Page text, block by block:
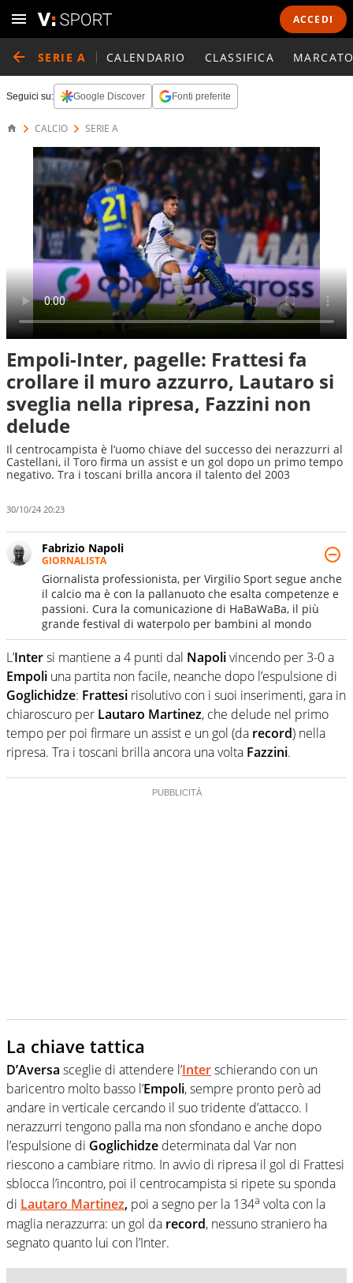
ACCEDI
SERIE A CALENDARIO CLASSIFICA
Seguici su: Google Discover Fonti preferite
CALCIO SERIE A
Empoli-Inter, pagelle: Frattesi fa
crollare il muro azzurro, Lautaro si
sveglia nella ripresa, Fazzini non
delude
Il centrocampista è l’uomo chiave del successo dei nerazzurri al
Castellani, il Toro firma un assist e un gol dopo un primo tempo
negativo. Tra i toscani brilla ancora il talento del 2003
30/10/24 20:23
Fabrizio Napoli
GIORNALISTA
Giornalista professionista, per Virgilio Sport segue anche
il calcio ma è con la pallanuoto che esalta competenze e
passioni. Cura la comunicazione di HaBaWaBa, il più
grande festival di waterpolo per bambini al mondo
L’Intersi mantiene a 4 punti dal Napolivincendo per 3-0 a
Empoli una partita non facile, neanche dopo l’espulsione di
Goglichidze: Frattesi risolutivo con i suoi inserimenti, gara in
chiaroscuro per Lautaro Martinez, che delude nel primo
tempo per poi firmare un assist e un gol (da record) nella
ripresa. Tra i toscani brilla ancora una volta Fazzini.
La chiave tattica
D’Aversa sceglie di attendere l’Interschierando con un
baricentro molto basso l’Empoli, sempre pronto però ad
andare in verticale cercando il suo tridente d’attacco. I
nerazzurri tengono palla ma non sfondano e anche dopo
l’espulsione di Goglichidze determinata dal Var non
riescono a cambiare ritmo. In avvio di ripresa il gol di Frattesi
sblocca l’incontro, poi il centrocampista si ripete su sponda
di Lautaro Martinez, poi a segno per la 134a volta con la
maglia nerazzurra: un gol da record, nessuno straniero ha
segnato quanto lui con l’Inter.